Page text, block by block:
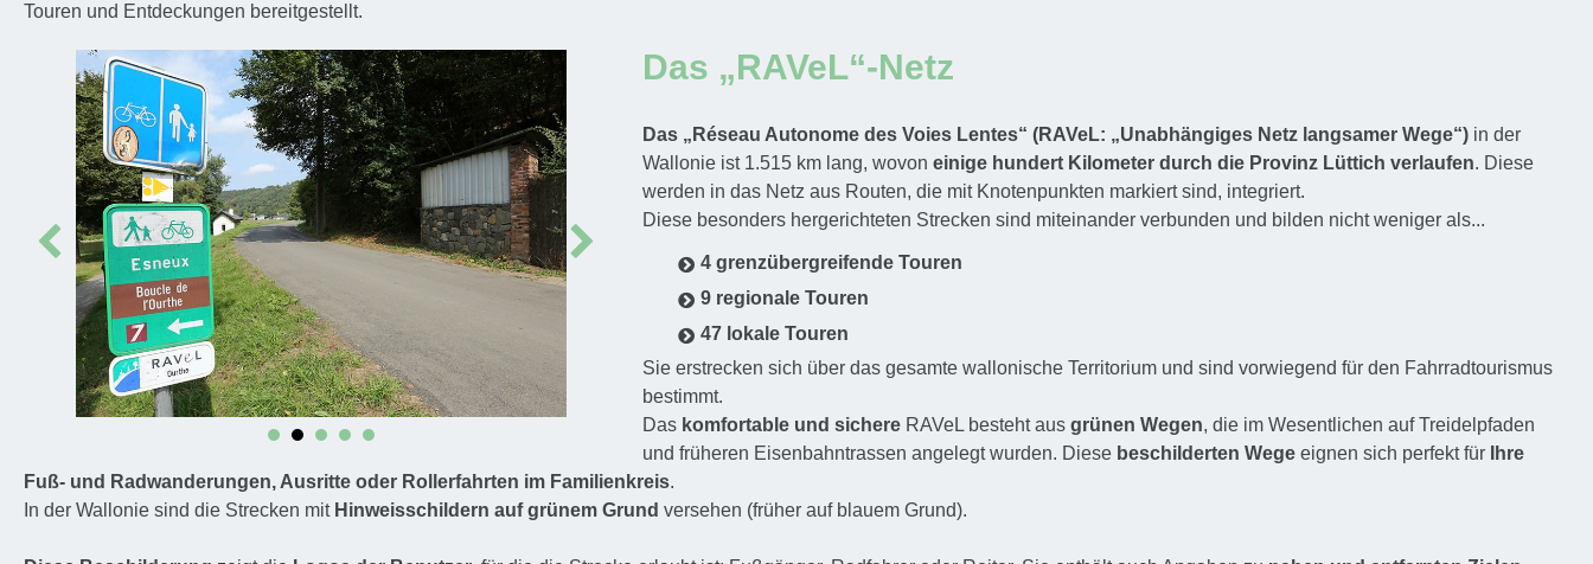
Touren und Entdeckungen bereitgestellt.
Prev Next
Das „RAVeL“-Netz
Das „Réseau Autonome des Voies Lentes“ (RAVeL: „Unabhängiges Netz langsamer Wege“) in der
Wallonie ist 1.515 km lang, wovoneinige hundert Kilometer durch die Provinz Lüttich verlaufen. Diese
werden in das Netz aus Routen, die mit Knotenpunkten markiert sind, integriert.
Diese besonders hergerichteten Strecken sind miteinander verbunden und bilden nicht weniger als...
4 grenzübergreifende Touren
9 regionale Touren
47 lokale Touren
Sie erstrecken sich über das gesamte wallonische Territorium und sind vorwiegend für den Fahrradtourismus
bestimmt.
Das komfortable und sichere RAVeL besteht ausgrünen Wegen, die im Wesentlichen auf Treidelpfaden
und früheren Eisenbahntrassen angelegt wurden. Diese beschilderten Wege eignen sich perfekt für
Ihre
Fuß- und Radwanderungen, Ausritte oder Rollerfahrten im Familienkreis.
In der Wallonie sind die Strecken mit Hinweisschildern auf grünem Grund versehen (früher auf blauem Grund).